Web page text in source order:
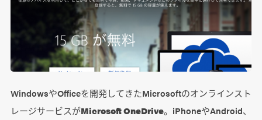
WindowsやOfficeを開発してきたMicrosoftのオンラインスト
レージサービスがMicrosoft OneDrive。iPhoneやAndroid、